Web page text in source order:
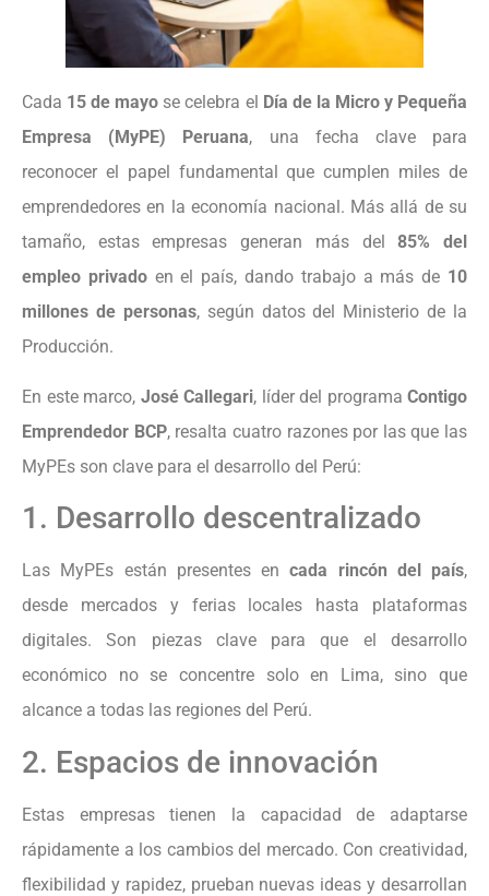
Cada 15 de mayo se celebra el Día de la Micro y Pequeña
Empresa (MyPE) Peruana, una fecha clave para
reconocer el papel fundamental que cumplen miles de
emprendedores en la economía nacional. Más allá de su
tamaño, estas empresas generan más del85% del
empleo privadoen el país, dando trabajo a más de 10
millones de personas, según datos del Ministerio de la
Producción.
En este marco, José Callegari, líder del programa Contigo
Emprendedor BCP, resalta cuatro razones por las que las
MyPEs son clave para el desarrollo del Perú:
1. Desarrollo descentralizado
Las MyPEs están presentes encada rincón del país,
desde mercados y ferias locales hasta plataformas
digitales. Son piezas clave para que el desarrollo
económico no se concentre solo en Lima, sino que
alcance a todas las regiones del Perú.
2. Espacios de innovación
Estas empresas tienen la capacidad de adaptarse
rápidamente a los cambios del mercado. Con creatividad,
flexibilidad y rapidez, prueban nuevas ideas y desarrollan